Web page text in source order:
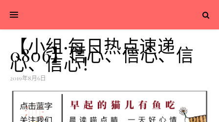
【小组·每日热点速递
0806】信心、信心、信
心、信心！
2019年8月6日